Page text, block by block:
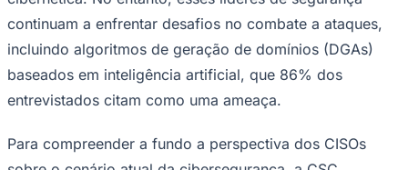
cibernética. No entanto, esses líderes de segurança
continuam a enfrentar desafios no combate a ataques,
incluindo algoritmos de geração de domínios (DGAs)
baseados em inteligência artificial, que 86% dos
Para compreender a fundo a perspectiva dos CISOs